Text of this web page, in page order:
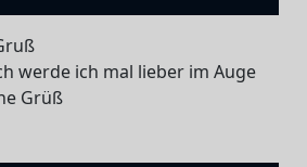
werde ich mal lieber im Auge
Grüß